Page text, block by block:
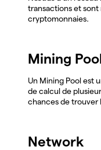
transactions et sont
cryptomonnaies.
Mining
Un Mining Pool est
de calcul de
chances de trouver
Network